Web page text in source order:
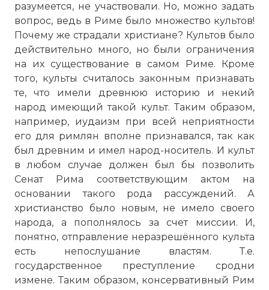
разумеется, не участвовали. Но, можно задать
вопрос, ведь в Риме было множество культов!
Почему же страдали христиане? Культов было
действительно много, но были ограничения
на их существование в самом Риме. Кроме
того, культы считалось законным признавать
те, что имели древнюю историю и некий
народ имеющий такой культ. Таким образом,
например, иудаизм при всей неприятности
его для римлян вполне признавался, так как
был древним и имел народ-носитель. И культ
в любом случае должен был бы позволить
Сенат Рима соответствующим актом на
основании такого рода рассуждений. А
христианство было новым, не имело своего
народа, а пополнялось за счет миссии. И,
понятно, отправление неразрешённого культа
есть непослушание властям. Т.е.
государственное преступление сродни
измене. Таким образом, консервативный Рим